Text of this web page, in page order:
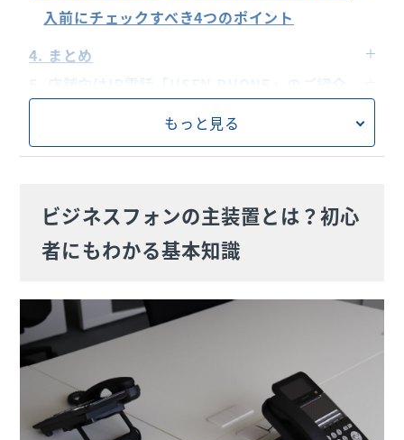
拡張性や保守管理
入前にチェックすべき4つのポイント
従業員数と企業規模
4. まとめ
もっと見る
ビジネスフォンの主装置とは？初心
者にもわかる基本知識